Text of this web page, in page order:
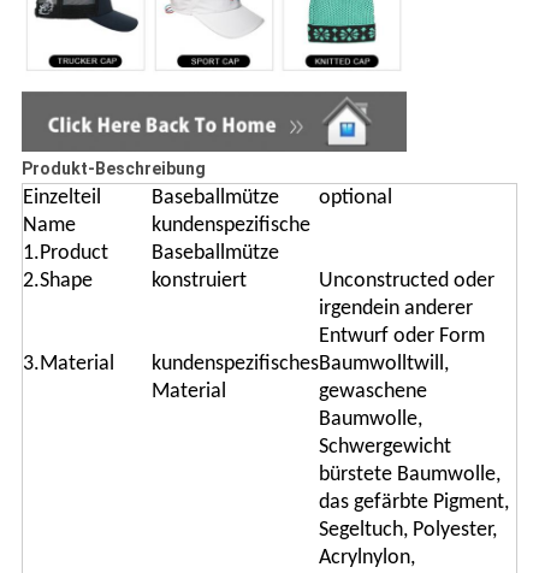
Produkt-Beschreibung
Einzelteil Baseballmütze
optional
Name
1.Product
kundenspezifische
Baseballmütze
2.Shape
konstruiert
Unconstructed oder
irgendein anderer
Entwurf oder Form
3.Material
kundenspezifisches
Material
Baumwolltwill,
gewaschene
Baumwolle,
Schwergewicht
bürstete Baumwolle,
das gefärbte Pigment,
Segeltuch, Polyester,
Acrylnylon,